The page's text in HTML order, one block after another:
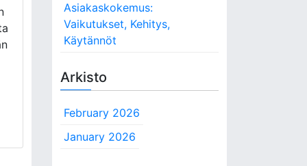
Asiakaskokemus:
Vaikutukset, Kehitys,
Käytännöt
Arkisto
February 2026
January 2026